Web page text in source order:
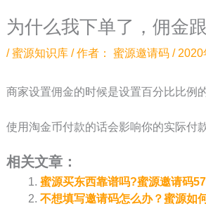
为什么我下单了，佣金
/蜜源知识库 / 作者： 蜜源邀请码 / 2020
商家设置佣金的时候是设置百分比比例
使用淘金币付款的话会影响你的实际付
相关文章：
蜜源买东西靠谱吗?蜜源邀请码
不想填写邀请码怎么办？蜜源如